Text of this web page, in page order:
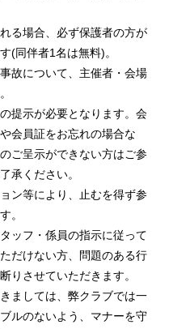
る場合、必ず保護者の方が
(同伴者1名は無料)。
故について、主催者・会場
提示が必要となります。会
会員証をお忘れの場合な
ご呈示ができない方はご参
承ください。
ン等により、止むを得ず参
。
ッフ・係員の指示に従って
だけない方、問題のある行
りさせていただきます。
ましては、弊クラブでは一
ルのないよう、マナーを守